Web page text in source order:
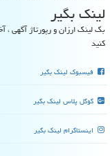
لینك بگیر
بک لینک ارزان و رپورتاژ آگهی
کنید
فیسبوک لینک بگیر
گوگل پلاس لینک بگیر
اینستاگرام لینک بگیر